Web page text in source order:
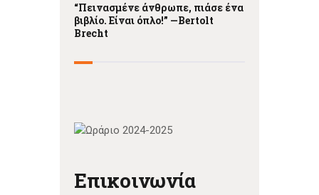
“Πεινασμένε άνθρωπε, πιάσε ένα
βιβλίο. Είναι όπλο!” —Bertolt
Brecht
Επικοινωνία